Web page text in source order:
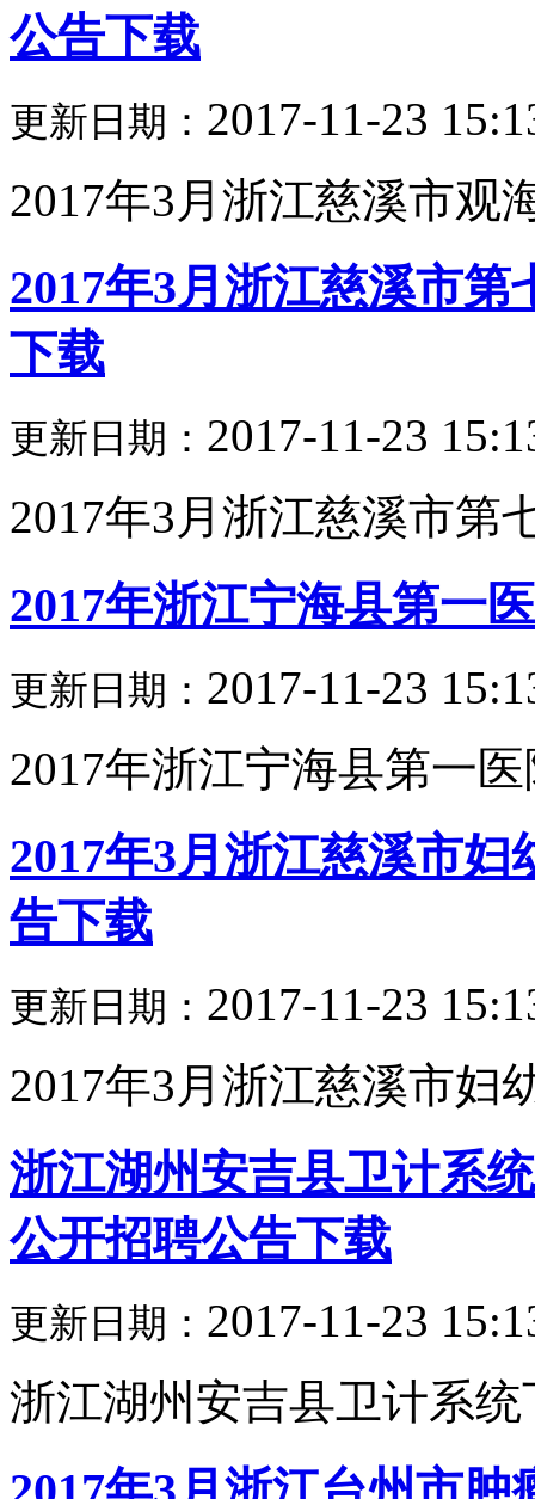
公告下载
更新日期： 2017-11-23
2017年3月浙江慈溪市观
2017年3月浙江慈溪市
下载
更新日期： 2017-11-23
2017年3月浙江慈溪市第
2017年浙江宁海县第一
更新日期： 2017-11-23
2017年浙江宁海县第一
2017年3月浙江慈溪市
告下载
更新日期： 2017-11-23
2017年3月浙江慈溪市妇
浙江湖州安吉县卫计系
公开招聘公告下载
更新日期： 2017-11-23
浙江湖州安吉县卫计系